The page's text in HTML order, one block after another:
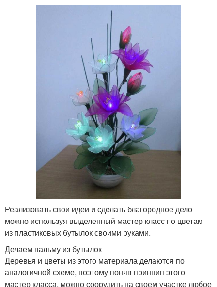
Реализовать свои идеи и сделать благородное дело
можно используя выделенный мастер класс по цветам
из пластиковых бутылок своими руками.
Делаем пальму из бутылок
Деревья и цветы из этого материала делаются по
аналогичной схеме, поэтому поняв принцип этого
мастер класса, можно соорудить на своем участке любое